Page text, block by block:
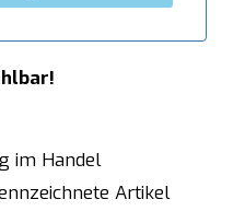
im Handel
Artikel